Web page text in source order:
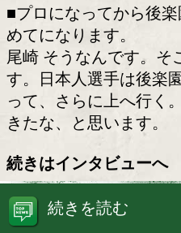
■改めて、フラン
ださい。
尾崎 フィリピン人
るスキルは僕の方
試合に向けてしっ
す。
■理想通りとは?